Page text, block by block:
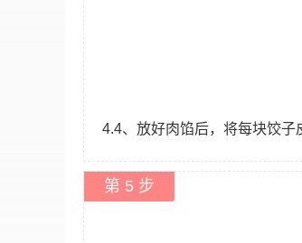
4.4、放好肉馅后，将每块饺子
第 5 步